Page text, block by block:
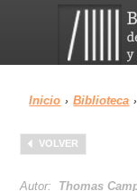
Menu
Biblioteca
Inicio › Biblioteca ›
VOLVER
Autor: Thomas